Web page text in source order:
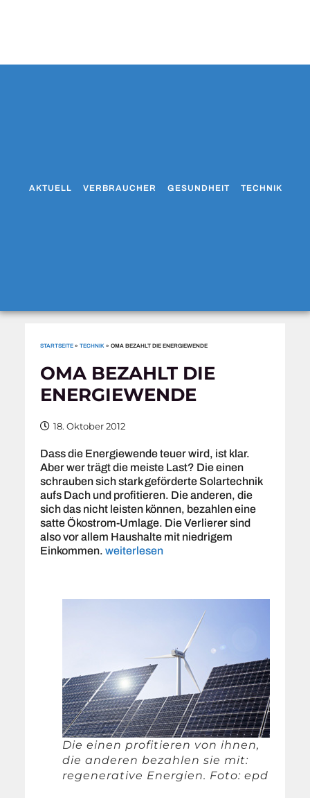
AKTUELL VERBRAUCHER GESUNDHEIT TECHNIK
STARTSEITE »TECHNIK »OMA BEZAHLT DIE ENERGIEWENDE
OMA BEZAHLT DIE
ENERGIEWENDE
18. Oktober 2012
Dass die Energiewende teuer wird, ist klar.
Aber wer trägt die meiste Last? Die einen
schrauben sich stark geförderte Solartechnik
aufs Dach und profitieren. Die anderen, die
sich das nicht leisten können, bezahlen eine
satte Ökostrom-Umlage. Die Verlierer sind
also vor allem Haushalte mit niedrigem
Einkommen.weiterlesen
Die einen profitieren von ihnen,
die anderen bezahlen sie mit:
regenerative Energien. Foto: epd